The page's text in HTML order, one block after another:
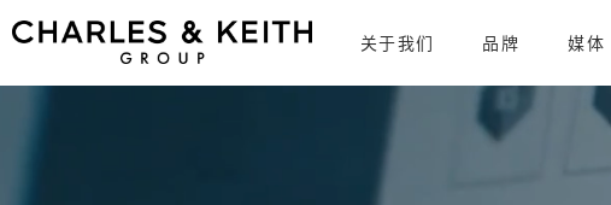
关于我们 品牌 媒体